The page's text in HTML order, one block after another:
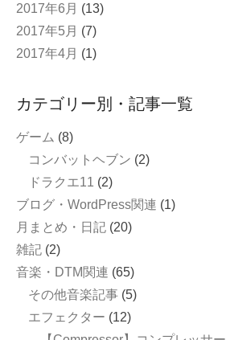
2017年6月 (13)
2017年5月 (7)
2017年4月 (1)
カテゴリー別・記事一覧
ゲーム (8)
コンバットヘブン (2)
ドラクエ11 (2)
ブログ・WordPress関連 (1)
月まとめ・日記 (20)
雑記 (2)
音楽・DTM関連 (65)
その他音楽記事 (5)
エフェクター (12)